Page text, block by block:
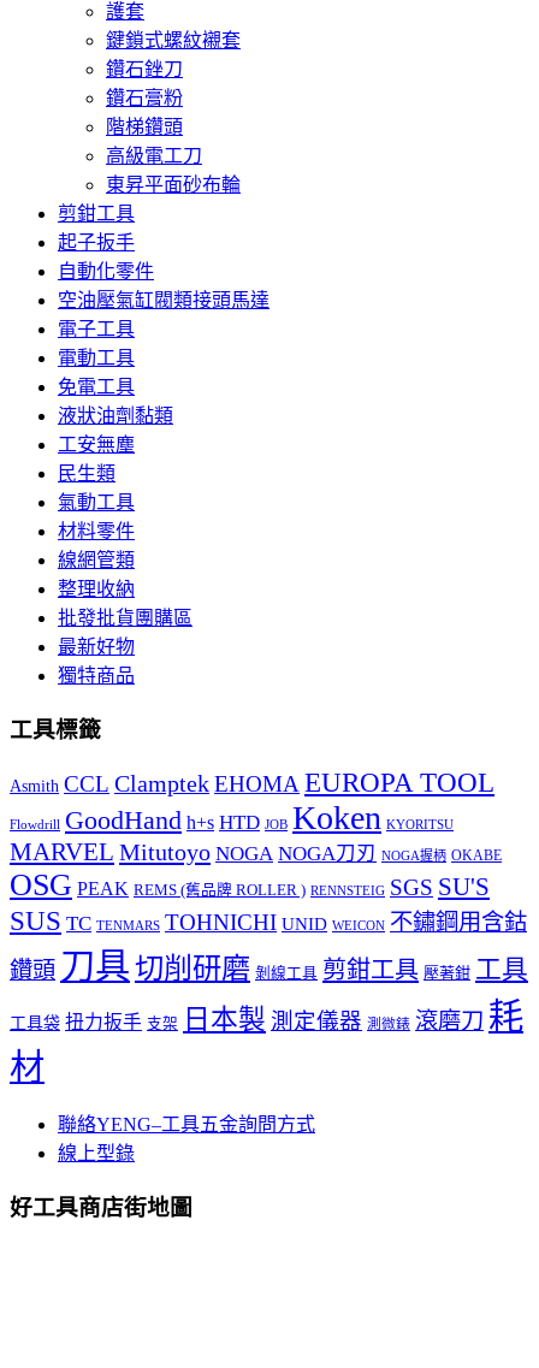
護套
鍵鎖式螺紋襯套
鑽石銼刀
鑽石膏粉
階梯鑽頭
高級電工刀
東昇平面砂布輪
剪鉗工具
起子扳手
自動化零件
空油壓氣缸閥類接頭馬達
電子工具
電動工具
免電工具
液狀油劑黏類
工安無塵
民生類
氣動工具
材料零件
線網管類
整理收納
批發批貨團購區
最新好物
獨特商品
工具標籤
Asmith CCL ClamptekEHOMA EUROPA TOOL
Flowdrill GoodHand h+s HTD JOB Koken KYORITSU
MARVEL Mitutoyo NOGA NOGA刀刃 NOGA握柄 OKABE
OSG PEAK REMS (舊品牌 ROLLER ) RENNSTEIG SGS SU'S
SUS TC TENMARS TOHNICHI UNID WEICON 不鏽鋼用含鈷
鑽頭 刀具切削研磨 剝線工具 剪鉗工具 壓著鉗 工具
工具袋 扭力扳手 支架 日本製 測定儀器 測微錶 滾磨刀 耗
材
聯絡YENG–工具五金詢問方式
線上型錄
好工具商店街地圖